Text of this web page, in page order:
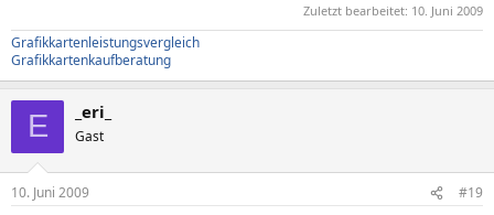
Zuletzt bearbeitet: 10. Juni 2009
Grafikkartenleistungsvergleich
Grafikkartenkaufberatung
E _eri_
Gast
10. Juni 2009 #19